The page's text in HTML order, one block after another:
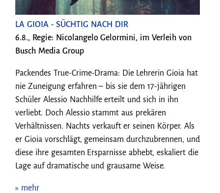
LA GIOIA - SÜCHTIG NACH DIR
6.8., Regie: Nicolangelo Gelormini, im Verleih von
Busch Media Group
Packendes True-Crime-Drama: Die Lehrerin Gioia hat
nie Zuneigung erfahren – bis sie dem 17-jährigen
Schüler Alessio Nachhilfe erteilt und sich in ihn
verliebt. Doch Alessio stammt aus prekären
Verhältnissen. Nachts verkauft er seinen Körper. Als
er Gioia vorschlägt, gemeinsam durchzubrennen, und
diese ihre gesamten Ersparnisse abhebt, eskaliert die
Lage auf dramatische und grausame Weise.
» mehr